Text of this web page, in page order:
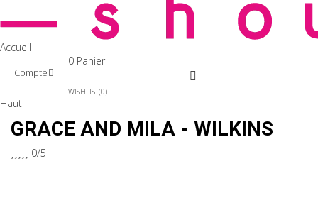
Accueil
Compte
0 Panier
WISHLIST 0
Haut
GRACE AND MILA - WILKINS
0/5